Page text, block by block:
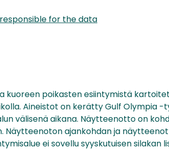
for the data
kuoreen poikasten esiintymistä
Aineistot on kerätty Gulf Olympia
välisenä aikana. Näytteenotto on
Näytteenoton ajankohdan ja
ei sovellu syyskutuisen silakan